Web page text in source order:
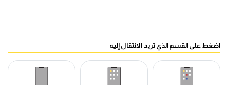
اضغط على القسم الذي تريد الانتقال إليه